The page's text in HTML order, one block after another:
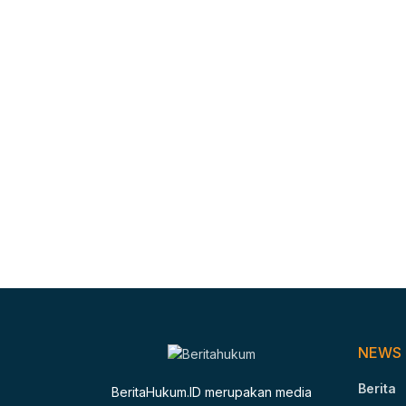
BeritaHukum.ID merupakan media
NEWS
Berita